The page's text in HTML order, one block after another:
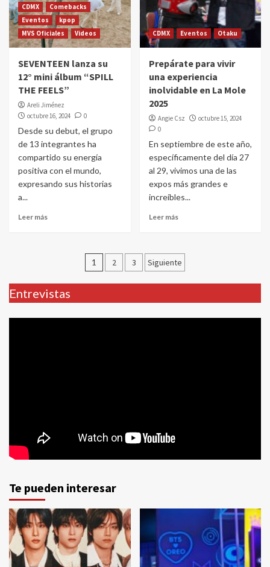
CDMX
Comebacks
Eventos
kpop
MVS Oficiales
Videos
SEVENTEEN lanza su
12° mini álbum “SPILL
THE FEELS”
Areli Jiménez
octubre 16, 2024
0
Desde su debut, el grupo
de 13 integrantes ha
compartido su energía
positiva con el mundo,
expresando sus historias
a...
Leer más
CDMX Eventos Otaku
Prepárate para vivir
una experiencia
inolvidable en La Mole
2025
Angie Csz
octubre 15, 2024
0
En septiembre de este año,
específicamente del día 27
al 29, vivimos una de las
expos más grandes e
increíbles...
Leer más
Paginación
de
entradas
1 2 3 Siguiente
Entrevistas
Te pueden interesar